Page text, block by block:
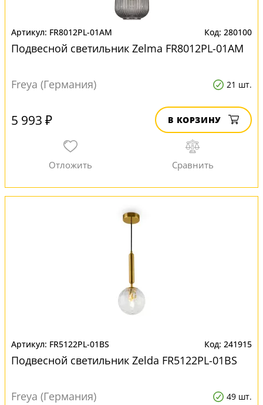
FR8012PL-01AM 280100
Подвесной светильник Zelma FR8012PL-01AM
Freya (Германия) 21 шт.
5 993 ₽ В КОРЗИНУ
FR5122PL-01BS 241915
Подвесной светильник Zelda FR5122PL-01BS
Freya (Германия) 49 шт.